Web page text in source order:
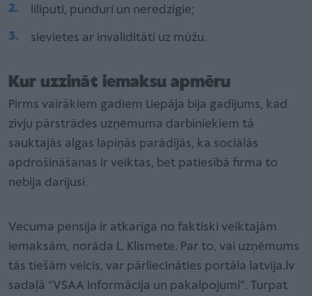
liliputi, punduri un neredzīgie;
sievietes ar invaliditāti uz mūžu.
Kur uzzināt iemaksu apmēru
Pirms vairākiem gadiem Liepāja bija gadījums, kad
zivju pārstrādes uzņēmuma darbiniekiem tā
sauktajās algas lapiņās parādījās, ka sociālās
apdrošināšanas ir veiktas, bet patiesībā firma to
nebija darījusi.
Vecuma pensija ir atkarīga no faktiski veiktajām
iemaksām, norāda L. Klismete. Par to, vai uzņēmums
tās tiešām veicis, var pārliecināties portāla latvija.lv
sadaļā “VSAA informācija un pakalpojumi”. Turpat